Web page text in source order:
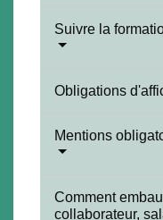
Suivre la
Obligations
Mentions
Comment
collaborateur,